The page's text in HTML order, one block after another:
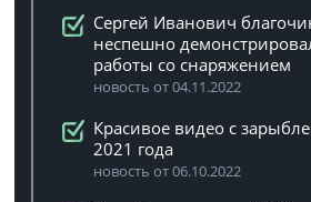
Сергей Иванович
неспешно
работы со снаряжением
новость от 04.11.2022
Красивое видео с
2021 года
новость от 06.10.2022